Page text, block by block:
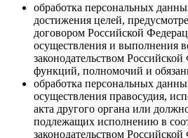
обработка персональных
достижения целей,
договором Российской
осуществления и выполнения
законодательством
функций, полномочий и
обработка персональных
осуществления правосудия,
акта другого органа или
подлежащих исполнению в
законодательством